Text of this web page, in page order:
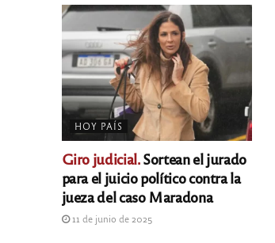
HOY PAÍS
Giro judicial.Sortean el jurado
para el juicio político contra la
jueza del caso Maradona
11 de junio de 2025